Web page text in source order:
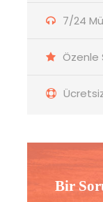
7/24
Özenle
Bir